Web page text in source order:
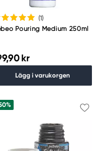
(1)
Pouring Medium 250ml
kr
Lägg i varukorgen